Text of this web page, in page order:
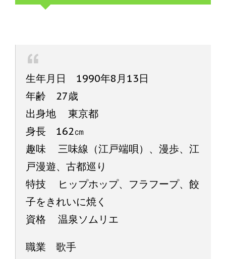
生年月日 1990年8月13日
年齢 27歳
出身地 東京都
身長 162㎝
趣味 三味線（江戸端唄）、漫歩、江
戸漫遊、古都巡り
特技 ヒップホップ、フラフープ、餃
子をきれいに焼く
資格 温泉ソムリエ
職業 歌手